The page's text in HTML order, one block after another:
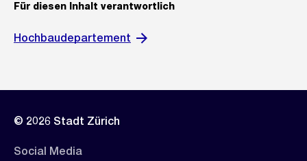
Für diesen Inhalt verantwortlich
Hochbaudepartement
© 2026 Stadt Zürich
Social Media